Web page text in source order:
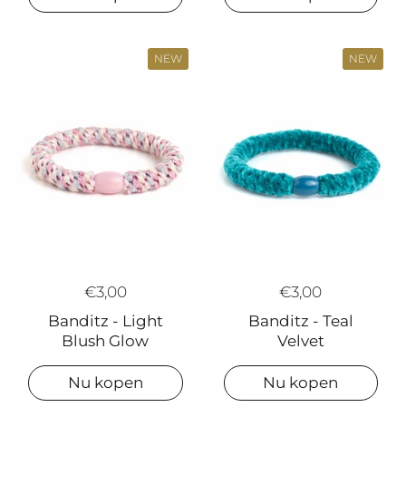
€3,00
Banditz - Light
Blush Glow
Nu kopen
NEW
€3,00
Banditz - Teal
Velvet
Nu kopen
NEW